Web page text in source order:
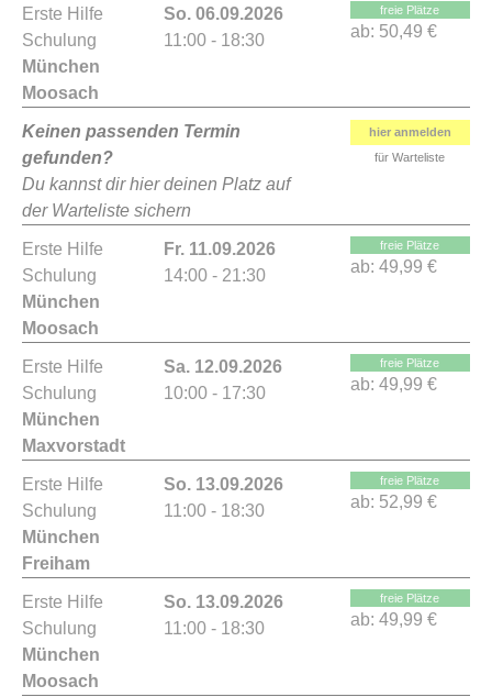
Erste Hilfe
Schulung
München
Moosach
So. 06.09.2026
11:00 - 18:30
freie Plätze
ab: 50,49 €
Keinen passenden Termin
gefunden?
Du kannst dir hier deinen Platz auf
der Warteliste sichern
hier anmelden
für Warteliste
Erste Hilfe
Schulung
München
Moosach
Fr. 11.09.2026
14:00 - 21:30
freie Plätze
ab: 49,99 €
Erste Hilfe
Schulung
München
Maxvorstadt
Sa. 12.09.2026
10:00 - 17:30
freie Plätze
ab: 49,99 €
Erste Hilfe
Schulung
München
Freiham
So. 13.09.2026
11:00 - 18:30
freie Plätze
ab: 52,99 €
Erste Hilfe
Schulung
München
Moosach
So. 13.09.2026
11:00 - 18:30
freie Plätze
ab: 49,99 €